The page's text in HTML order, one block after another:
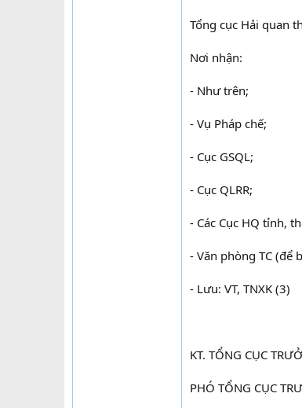
Tổng cục Hải quan
Nơi nhận:
- Như trên;
- Vụ Pháp chế;
- Cục GSQL;
- Cục QLRR;
- Các Cục HQ tỉnh,
- Văn phòng TC (để
- Lưu: VT, TNXK (3)
KT. TỔNG CỤC
PHÓ TỔNG CỤC